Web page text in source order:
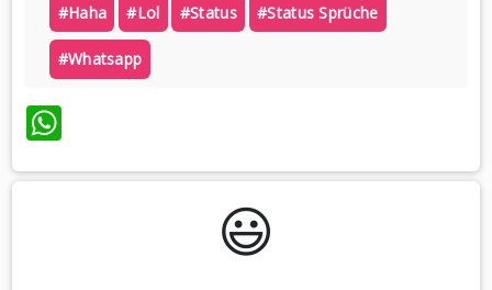
#haha #lol #status #status Sprüche
#whatsapp
WhatsApp
😃️